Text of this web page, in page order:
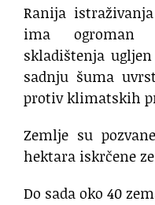
Ranija
ima ogroman
skladištenja
sadnju šuma
protiv klimatskih
Zemlje su
hektara iskrčene
Do sada oko 40